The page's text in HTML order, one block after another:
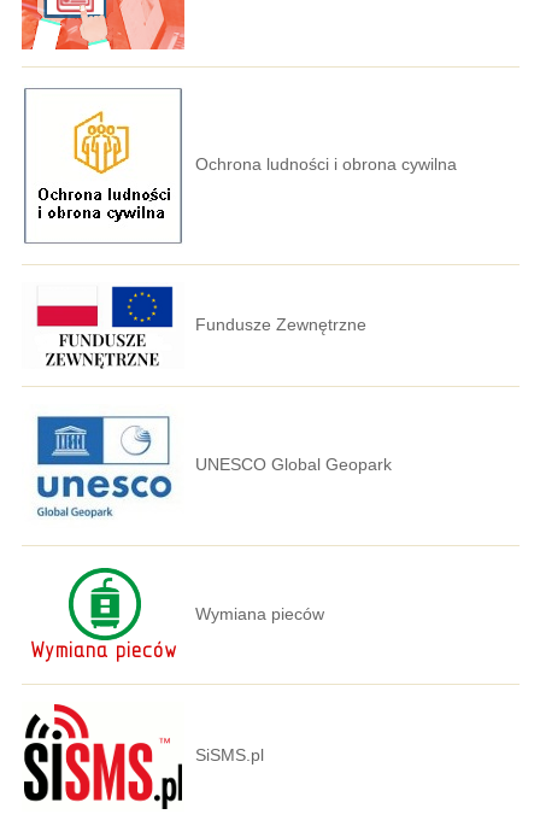
Ochrona ludności i obrona cywilna
Fundusze Zewnętrzne
UNESCO Global Geopark
Wymiana pieców
SiSMS.pl